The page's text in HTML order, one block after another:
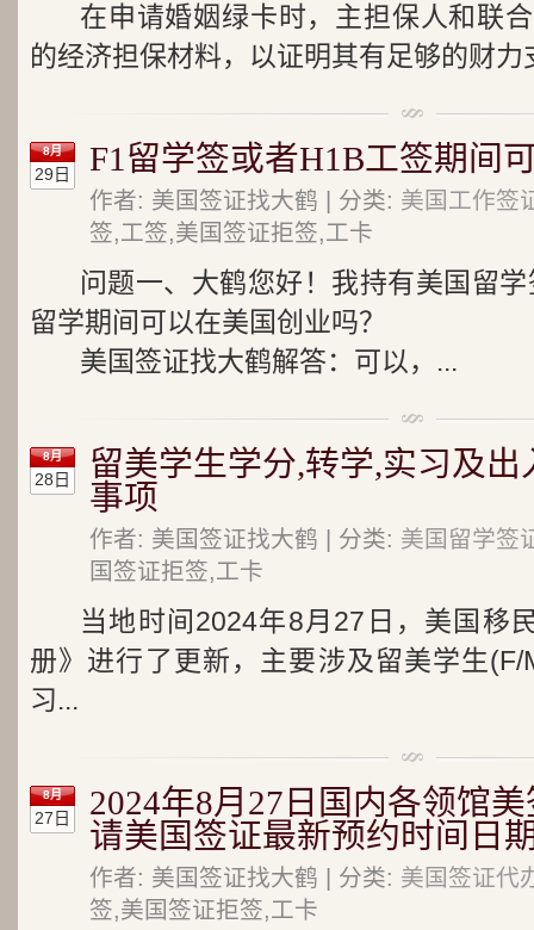
在申请婚姻绿卡时，主担保人和联
的经济担保材料，以证明其有足够的财
8月
29日 F1留学签或者H1B工签期间
作者: 美国签证找大鹤 | 分类: 美国工作签
签,工签,美国签证拒签,工卡
问题一、大鹤您好！我持有美国留
留学期间可以在美国创业吗？
美国签证找大鹤解答：可以，...
8月
28日
留美学生学分,转学,实习及
事项
作者: 美国签证找大鹤 | 分类: 美国留学签
国签证拒签,工卡
当地时间2024年8月27日，美国移
册》进行了更新，主要涉及留美学生
习...
8月
27日
2024年8月27日国内各领馆
请美国签证最新预约时间日
作者: 美国签证找大鹤 | 分类: 美国签证代
签,美国签证拒签,工卡